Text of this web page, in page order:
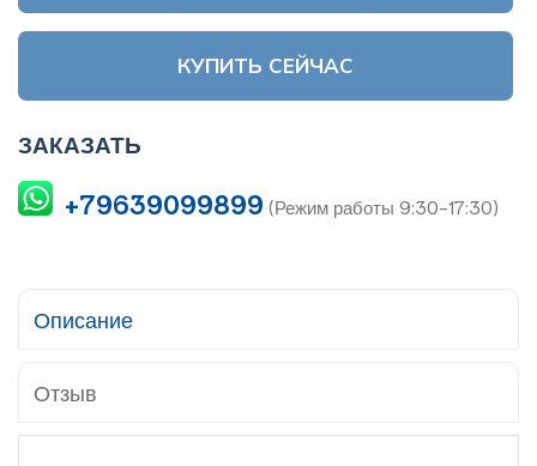
КУПИТЬ СЕЙЧАС
ЗАКАЗАТЬ
+79639099899 (Режим работы 9:30-17:30)
Описание
Отзыв